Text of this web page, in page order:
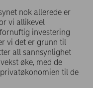
nok allerede er
vi allikevel
investering
vi det er grunn til
all sannsynlighet
øke, med de
til de